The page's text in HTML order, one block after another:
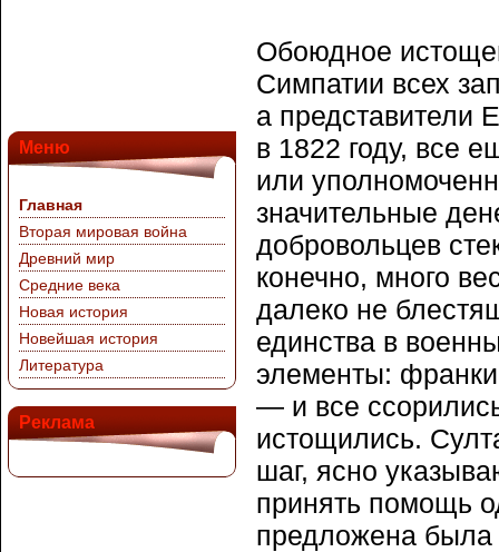
Меню
Главная
Вторая мировая война
Древний мир
Средние века
Новая история
Новейшая история
Литература
Реклама
Обоюдное
Симпатии всех
а представители
в 1822 году, все
или
значительные
добровольцев
конечно, много
далеко не
единства в
элементы:
— и все
истощились.
шаг, ясно
принять помощь
предложена